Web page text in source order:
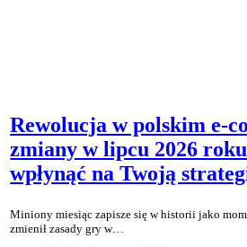
Rewolucja w polskim e-
zmiany w lipcu 2026
wpłynąć na Twoją
Miniony miesiąc zapisze się w historii jako
zmienił zasady gry w…